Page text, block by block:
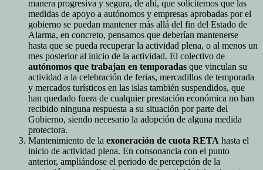
manera progresiva y segura, de ahí, que solicitemos que las
medidas de apoyo a autónomos y empresas aprobadas por el
gobierno se puedan mantener más allá del fin del Estado de
Alarma, en concreto, pensamos que deberían mantenerse
hasta que se pueda recuperar la actividad plena, o al menos un
mes posterior al inicio de la actividad. El colectivo de
autónomos que trabajan en temporadas que vinculan su
actividad a la celebración de ferias, mercadillos de temporada
y mercados turísticos en las islas también suspendidos, que
han quedado fuera de cualquier prestación económica no han
recibido ninguna respuesta a su situación por parte del
Gobierno, siendo necesario la adopción de alguna medida
protectora.
Mantenimiento de la exoneración de cuota RETA hasta el
inicio de actividad plena. En consonancia con el punto
anterior, ampliándose el periodo de percepción de la